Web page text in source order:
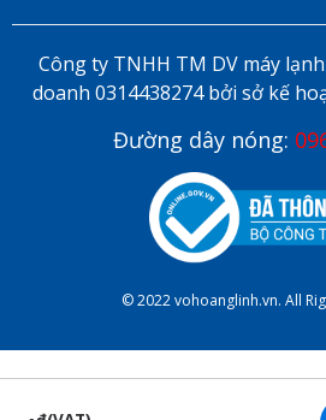
Công ty TNHH TM DV máy
doanh 0314438274 bởi sở kế
Đường dây nóng:
© 2022 vohoanglinh.vn. All